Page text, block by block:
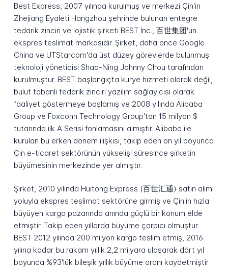
Best Express, 2007 yılında kurulmuş ve merkezi Çin'in
Zhejiang Eyaleti Hangzhou şehrinde bulunan entegre
tedarik zinciri ve lojistik şirketi BEST Inc., 百世集团'un
ekspres teslimat markasıdır. Şirket, daha önce Google
China ve UTStarcom'da üst düzey görevlerde bulunmuş
teknoloji yöneticisi Shao-Ning Johnny Chou tarafından
kurulmuştur. BEST başlangıçta kurye hizmeti olarak değil,
bulut tabanlı tedarik zinciri yazılım sağlayıcısı olarak
faaliyet göstermeye başlamış ve 2008 yılında Alibaba
Group ve Foxconn Technology Group'tan 15 milyon $
tutarında ilk A Serisi fonlamasını almıştır. Alibaba ile
kurulan bu erken dönem ilişkisi, takip eden on yıl boyunca
Çin e-ticaret sektörünün yükselişi süresince şirketin
büyümesinin merkezinde yer almıştır.
Şirket, 2010 yılında Huitong Express (百世汇通) satın alımı
yoluyla ekspres teslimat sektörüne girmiş ve Çin'in hızla
büyüyen kargo pazarında anında güçlü bir konum elde
etmiştir. Takip eden yıllarda büyüme çarpıcı olmuştur.
BEST 2012 yılında 200 milyon kargo teslim etmiş, 2016
yılına kadar bu rakam yıllık 2,2 milyara ulaşarak dört yıl
boyunca %93'lük bileşik yıllık büyüme oranı kaydetmiştir.